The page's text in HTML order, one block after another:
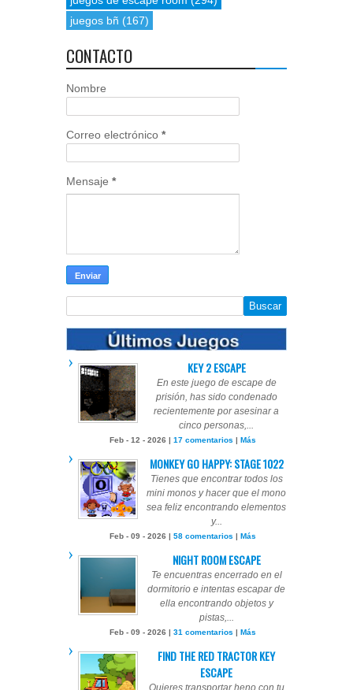
juegos bñ (167)
CONTACTO
Nombre
Correo electrónico *
Mensaje *
KEY 2 ESCAPE
En este juego de escape de
prisión, has sido condenado
recientemente por asesinar a
cinco personas,...
Feb - 12 - 2026 | 17 comentarios | Más
MONKEY GO HAPPY: STAGE 1022
Tienes que encontrar todos los
mini monos y hacer que el mono
sea feliz encontrando elementos
y...
Feb - 09 - 2026 | 58 comentarios | Más
NIGHT ROOM ESCAPE
Te encuentras encerrado en el
dormitorio e intentas escapar de
ella encontrando objetos y
pistas,...
Feb - 09 - 2026 | 31 comentarios | Más
FIND THE RED TRACTOR KEY
ESCAPE